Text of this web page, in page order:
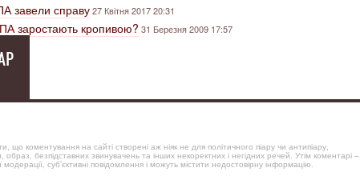
завели справу27 Квітня 2017 20:31
заростають кропивою? 31 Березня 2009 17:57
коментування на сайті створені аж ніяк не для політичного піару чи антипіару,
безпідставних звинувачень та інших некоректних і негідних речей. Утім коментарі –
суб’єктивні повідомлення і можуть містити недостовірну інформацію.